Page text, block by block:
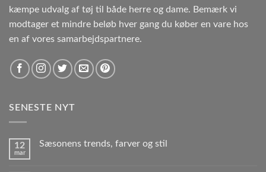
kæmpe udvalg af tøj til både herre og dame. Bemærk vi
modtager et mindre beløb hver gang du køber en vare hos
en af vores samarbejdspartnere.
SENESTE NYT
12
mar
Sæsonens trends, farver og stil